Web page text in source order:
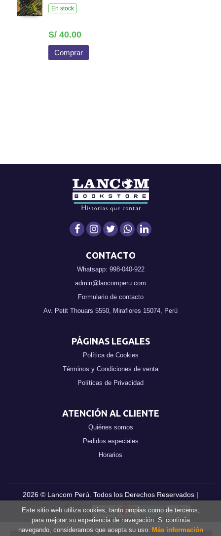
En stock
S/ 40.00
Comprar
CONTACTO
Whatsapp: 998-040-922
admin@lancomperu.com
Formulario de contacto
Av. Petit Thouars 5550, Miraflores 15074, Perú
PÁGINAS LEGALES
Política de Cookies
Términos y Condiciones de venta
Políticas de Privacidad
ATENCIÓN AL CLIENTE
Quiénes somos
Pedidos especiales
Horarios
2026 © Lancom Perú. Todos los Derechos Reservados |
Grupo Trevenque
Este sitio web utiliza cookies, tanto propias como de terceros,
para mejorar su experiencia de navegación. Si continúa
navegando, consideramos que acepta su uso. Más información